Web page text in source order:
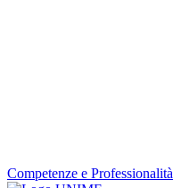
Competenze e Professionalità